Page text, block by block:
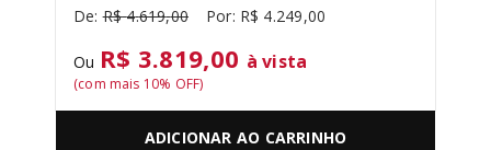
R$ 4.619,00 R$ 4.249,00
Ou R$ 3.819,00 à vista
(com mais 10% OFF)
ADICIONAR AO CARRINHO